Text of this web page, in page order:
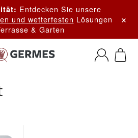
Entdecken Sie unsere
und wetterfesten Lösungen
& Garten
×